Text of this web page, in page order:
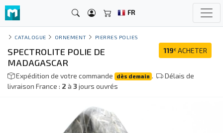
FR
CATALOGUE ORNEMENT PIERRES POLIES
119€ ACHETER
SPECTROLITE POLIE DE
MADAGASCAR
Expédition de votre commande dès demain .
Délais de
livraison France : 2 à 3jours ouvrés